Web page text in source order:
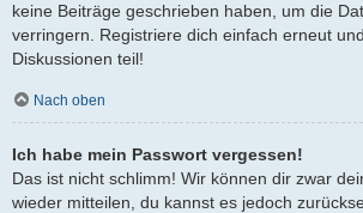
keine Beiträge geschrieben haben, um die
verringern. Registriere dich einfach erneut
Diskussionen teil!
Nach oben
Ich habe mein Passwort vergessen!
Das ist nicht schlimm! Wir können dir zwar
wieder mitteilen, du kannst es jedoch